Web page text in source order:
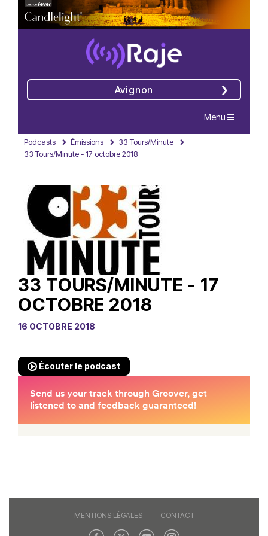
Avignon
Navigation
Menu
Podcasts Émissions
33 Tours/Minute
33 Tours/Minute - 17 octobre 2018
33 TOURS/MINUTE - 17
OCTOBRE 2018
16 OCTOBRE 2018
Écouter le podcast
MENTIONS LÉGALES CONTACT